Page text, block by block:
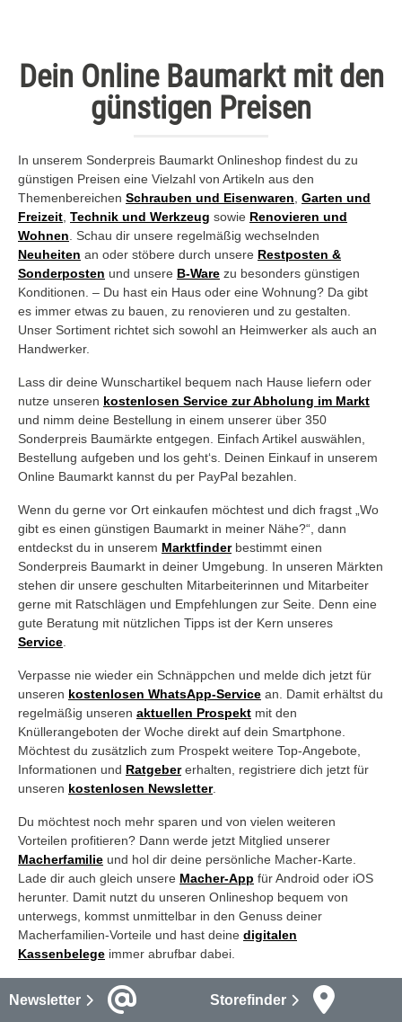
Dein Online Baumarkt mit den
günstigen Preisen
In unserem Sonderpreis Baumarkt Onlineshop findest du zu
günstigen Preisen eine Vielzahl von Artikeln aus den
Themenbereichen Schrauben und Eisenwaren Garten und
Freizeit Technik und Werkzeug sowie Renovieren und
Wohnen . Schau dir unsere regelmäßig wechselnden
Neuheiten an oder stöbere durch unsere Restposten &
Sonderposten und unsere B-Ware zu besonders günstigen
Konditionen. – Du hast ein Haus oder eine Wohnung? Da gibt
es immer etwas zu bauen, zu renovieren und zu gestalten.
Unser Sortiment richtet sich sowohl an Heimwerker als auch an
Handwerker.
Lass dir deine Wunschartikel bequem nach Hause liefern oder
nutze unseren kostenlosen Service zur Abholung im Markt
und nimm deine Bestellung in einem unserer über 350
Sonderpreis Baumärkte entgegen. Einfach Artikel auswählen,
Bestellung aufgeben und los geht‘s. Deinen Einkauf in unserem
Online Baumarkt kannst du per PayPal bezahlen.
Wenn du gerne vor Ort einkaufen möchtest und dich fragst „Wo
gibt es einen günstigen Baumarkt in meiner Nähe?“, dann
entdeckst du in unserem Marktfinderbestimmt einen
Sonderpreis Baumarkt in deiner Umgebung. In unseren Märkten
stehen dir unsere geschulten Mitarbeiterinnen und Mitarbeiter
gerne mit Ratschlägen und Empfehlungen zur Seite. Denn eine
gute Beratung mit nützlichen Tipps ist der Kern unseres
Service
Verpasse nie wieder ein Schnäppchen und melde dich jetzt für
unseren kostenlosen WhatsApp-Service an. Damit erhältst du
regelmäßig unseren aktuellen Prospekt mit den
Knüllerangeboten der Woche direkt auf dein Smartphone.
Möchtest du zusätzlich zum Prospekt weitere Top-Angebote,
Informationen und Ratgebererhalten, registriere dich jetzt für
unseren kostenlosen Newsletter.
Du möchtest noch mehr sparen und von vielen weiteren
Vorteilen profitieren? Dann werde jetzt Mitglied unserer
Macherfamilie und hol dir deine persönliche Macher-Karte.
Lade dir auch gleich unsere Macher-App für Android oder iOS
herunter. Damit nutzt du unseren Onlineshop bequem von
unterwegs, kommst unmittelbar in den Genuss deiner
Macherfamilien-Vorteile und hast deine digitalen
Kassenbelege immer abrufbar dabei.
Newsletter Storefinder